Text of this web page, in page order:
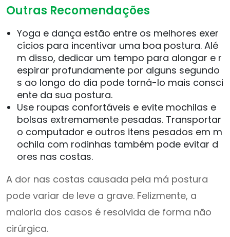
Outras Recomendações
Yoga e dança estão entre os melhores exer
cícios para incentivar uma boa postura. Alé
m disso, dedicar um tempo para alongar e r
espirar profundamente por alguns segundo
s ao longo do dia pode torná-lo mais consci
ente da sua postura.
Use roupas confortáveis ​​e evite mochilas e
bolsas extremamente pesadas. Transportar
o computador e outros itens pesados ​​em m
ochila com rodinhas também pode evitar d
ores nas costas.
A dor nas costas causada pela má postura
pode variar de leve a grave. Felizmente, a
maioria dos casos é resolvida de forma não
cirúrgica.